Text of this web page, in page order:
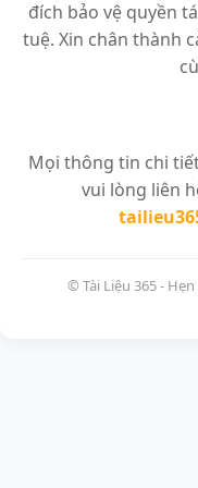
đích bảo vệ quyền
tuệ. Xin chân thành
Mọi thông tin chi
vui lòng liên
© Tài Liệu 365 -